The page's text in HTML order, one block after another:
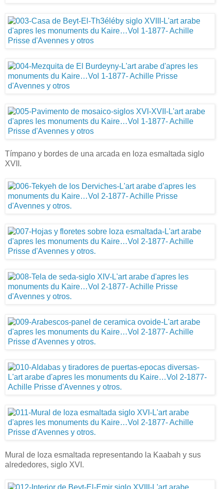
Tímpano y bordes de una arcada en loza esmaltada siglo
XVII.
Mural de loza esmaltada representando la Kaabah y sus
alrededores, siglo XVI.